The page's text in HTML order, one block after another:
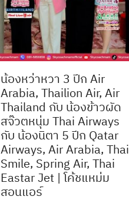
น้องหว่าหวา 3 ปีก Air
Arabia, Thailion Air, Air
Thailand กับ น้องข้าวผัด
สจ๊วตหนุ่ม Thai Airways
กับ น้องนิตา 5 ปีก Qatar
Airways, Air Arabia, Thai
Smile, Spring Air, Thai
Eastar Jet | โค้ชแหม่ม
สอนแอร์